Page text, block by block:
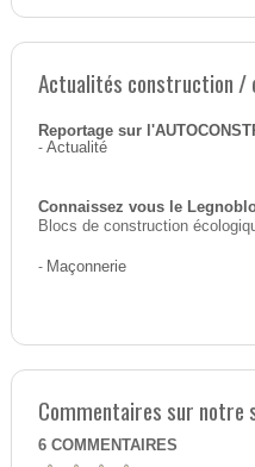
Actualités construction /
Reportage sur
- Actualité
Connaissez vous le
Blocs de construction
- Maçonnerie
Commentaires sur notre
6 COMMENTAIRES